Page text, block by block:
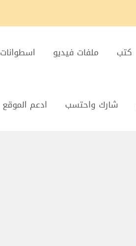
كتب ملفات فيديو اسطوانات
شارك واحتسب ادعم الموقع